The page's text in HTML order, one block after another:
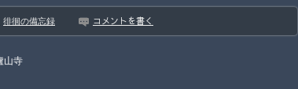
徘徊の備忘録 コメントを書く
山寺